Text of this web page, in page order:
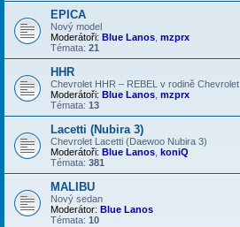
EPICA
Nový model
Moderátoři: Blue Lanos mzprx
Témata: 21
HHR
Chevrolet HHR – REBEL v rodině Chevrolet
Moderátoři: Blue Lanos mzprx
Témata: 13
Lacetti (Nubira 3)
Chevrolet Lacetti (Daewoo Nubira 3)
Moderátoři: Blue Lanos koniQ
Témata: 381
MALIBU
Nový sedan
Moderátor: Blue Lanos
Témata: 10